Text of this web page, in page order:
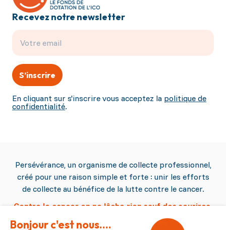
Recevez notre newsletter
En cliquant sur s'inscrire vous acceptez la politique de
confidentialité.
S’inscrire
Persévérance, un organisme de collecte professionnel,
créé pour une raison simple et forte : unir les efforts
de collecte au bénéfice de la lutte contre le cancer.
Contre le cancer on ne lâche rien sauf des sourires.